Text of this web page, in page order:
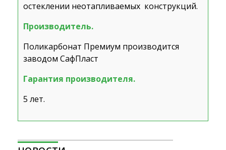
остеклении неотапливаемых конструкций.
Производитель.
Поликарбонат Премиум производится
заводом СафПласт
Гарантия производителя.
5 лет.